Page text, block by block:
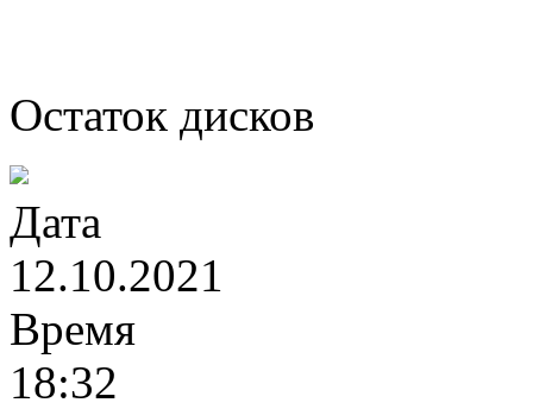
Остаток дисков
Дата
12.10.2021
Время
18:32